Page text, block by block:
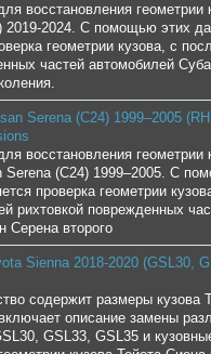
восстановления геометрии
2019-2024. С помощью этих
геометрии кузова, с
частей автомобилей
Serena (C24) 1999–2005
восстановления геометрии
Serena (C24) 1999–2005. С
проверка геометрии
рихтовкой поврежденных
Серена второго
Sienna 2018-2020 (GSL30,
содержит размеры кузова
описание замены
GSL33, GSL35 и